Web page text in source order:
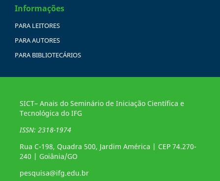
Informações
PARA LEITORES
PARA AUTORES
PARA BIBLIOTECÁRIOS
SICT– Anais do Seminário de Iniciação Científica e
Tecnológica do IFG
ISSN: 2318-1974
Rua C-198, Quadra 500, Jardim América | CEP 74.270-
240 | Goiânia/GO
pesquisa@ifg.edu.br